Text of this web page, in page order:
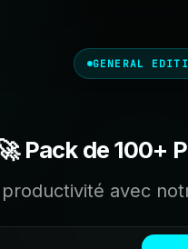
GENERAL
Pack de 100+
avec